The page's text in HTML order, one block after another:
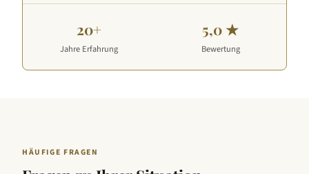
20+
Jahre Erfahrung
5,0 ★
Bewertung
HÄUFIGE FRAGEN